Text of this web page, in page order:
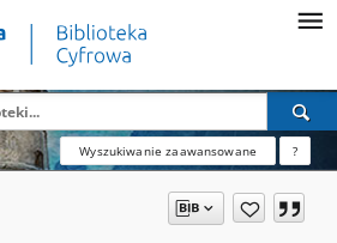
Wyszukiwanie zaawansowane ?